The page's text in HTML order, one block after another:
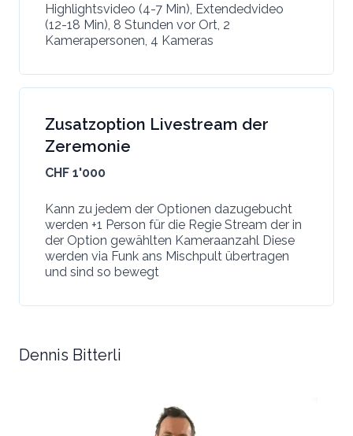
Highlightsvideo (4-7 Min), Extendedvideo
(12-18 Min), 8 Stunden vor Ort, 2
Kamerapersonen, 4 Kameras
Zusatzoption Livestream der
Zeremonie
CHF 1'000
Kann zu jedem der Optionen dazugebucht
werden +1 Person für die Regie Stream der in
der Option gewählten Kameraanzahl Diese
werden via Funk ans Mischpult übertragen
und sind so bewegt
Dennis Bitterli